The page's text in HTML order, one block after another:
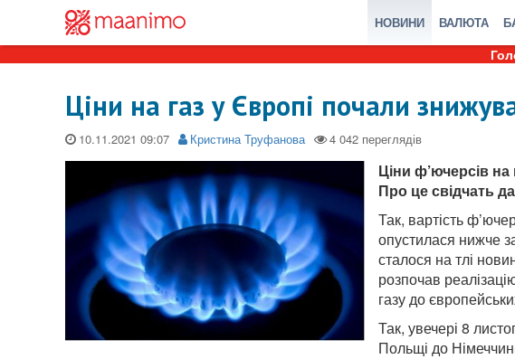
НОВИНИ ВАЛЮТА
Ціни на газ у Європі почали
10.11.2021 Кристина Труфанова
Ціни ф’ючерсів
Про це свідчать
Так, вартість
опустилася нижче
сталося на тлі
розпочав
газу до
Так, увечері 8
Польщі до